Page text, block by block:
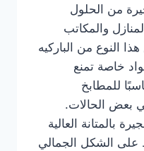
من الحلول
والمكاتب
النوع من الباركيه
خاصة تمنع
للمطابخ
بعض الحالات.
بالمتانة العالية
على الشكل الجمالي